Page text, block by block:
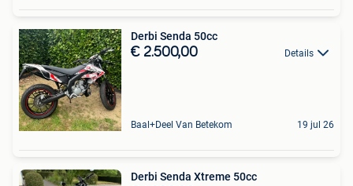
Derbi Senda 50cc
€ 2.500,00 Details
Baal+Deel Van Betekom 19 jul 26
Derbi Senda Xtreme 50cc